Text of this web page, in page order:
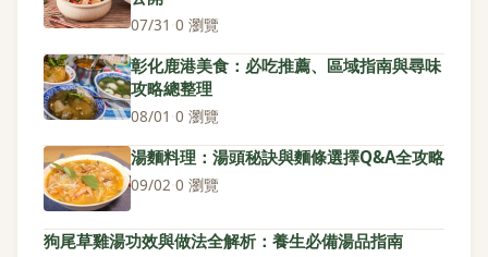
07/31 ·0 瀏覽
彰化鹿港美食：必吃推薦、區域指南與尋味
攻略總整理
08/01 ·0 瀏覽
湯麵料理：湯頭秘訣與麵條選擇Q&A全攻略
09/02·0 瀏覽
狗尾草雞湯功效與做法全解析：養生必備湯品指南